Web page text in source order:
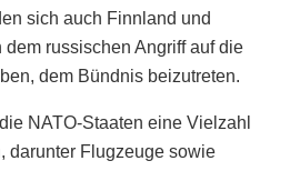
sich auch Finnland und
russischen Angriff auf die
dem Bündnis beizutreten.
NATO-Staaten eine Vielzahl
darunter Flugzeuge sowie